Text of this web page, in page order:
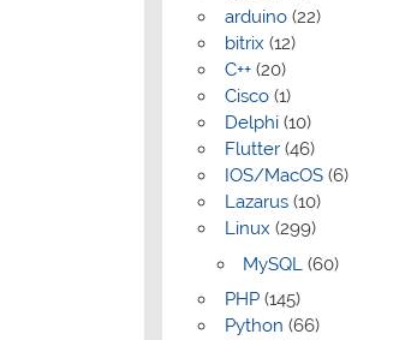
arduino(22)
bitrix (12)
C++(20)
Cisco(1)
Delphi(10)
Flutter(46)
IOS/MacOS(6)
Lazarus(10)
Linux (299)
MySQL (60)
PHP(145)
Python (66)